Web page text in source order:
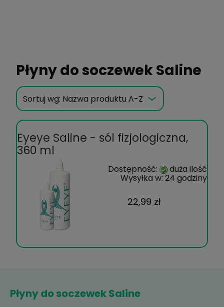
Płyny do soczewek Saline
Sortuj wg: Nazwa produktu A-Z
Eyeye Saline - sól fizjologiczna,
360 ml
Dostępność: duża ilość
Wysyłka w: 24 godziny
22,99 zł
Płyny do soczewek Saline